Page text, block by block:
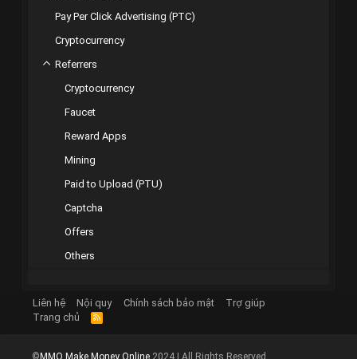
Pay Per Click Advertising (PTC)
Cryptocurrency
Referrers
Cryptocurrency
Faucet
Reward Apps
Mining
Paid to Upload (PTU)
Captcha
Offers
Others
Liên hệ Nội quy Chính sách bảo mật
Trợ giúp
Trang chủ
R